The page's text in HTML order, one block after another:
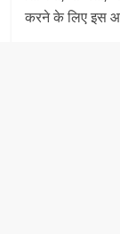
करने के लिए इस